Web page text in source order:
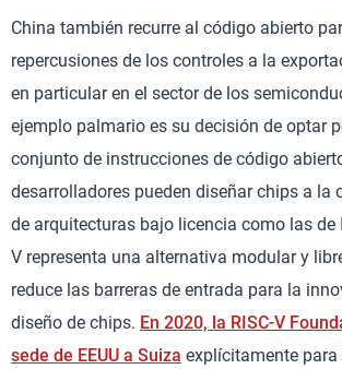
China también recurre al código abierto
repercusiones de los controles a la
en particular en el sector de los
ejemplo palmario es su decisión de optar
conjunto de instrucciones de código
desarrolladores pueden diseñar chips a la
de arquitecturas bajo licencia como las de
V representa una alternativa modular y
reduce las barreras de entrada para la
diseño de chips. En 2020, la RISC-V
sede de EEUU a Suiza explícitamente